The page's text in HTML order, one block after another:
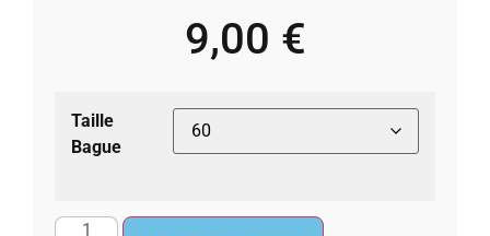
9,00 €
Taille
Bague